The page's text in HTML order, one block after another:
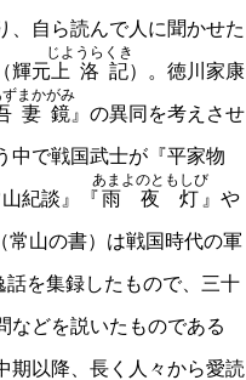
、自ら読んで人に聞かせた
輝元 上洛記
じようらくき
）。徳川家康
妻鏡
まかがみ
』の異同を考えさせ
中で戦国武士が『平家物
紀談』『雨夜灯
あまよのともしび
』や
常山の書）は戦国時代の軍
話を集録したもので、三十
などを説いたものである
期以降、長く人々から愛読